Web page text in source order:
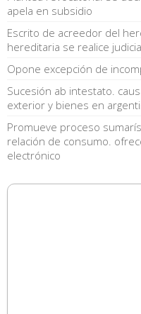
apela en subsidio
Escrito de acreedor del
hereditaria se realice
Opone excepción de
Sucesión ab intestato.
exterior y bienes en
Promueve proceso
relación de consumo.
electrónico